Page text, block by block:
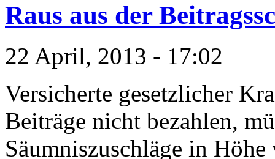
Raus aus der
22 April, 2013 - 17:02
Versicherte gesetzlicher
Beiträge nicht bezahlen,
Säumniszuschläge in